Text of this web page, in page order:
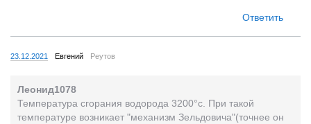
Ответить
23.12.2021 Евгений Реутов
Леонид1078
Температура сгорания водорода 3200°с. При такой
температуре возникает "механизм Зельдовича"(точнее он